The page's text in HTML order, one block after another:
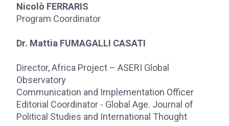
Nicolò FERRARIS
Program Coordinator
Dr. Mattia FUMAGALLI CASATI
Director, Africa Project – ASERI Global
Observatory
Communication and Implementation Officer
Editorial Coordinator - Global Age. Journal of
Political Studies and International Thought